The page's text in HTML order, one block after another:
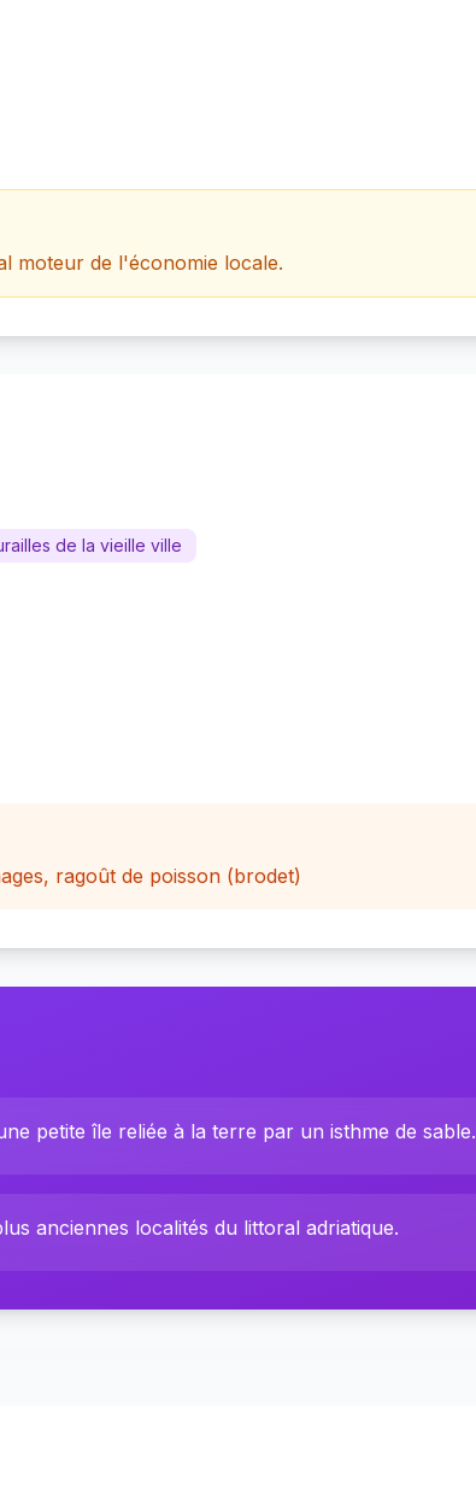
moteur de l'économie locale.
de la vieille ville
ragoût de poisson (brodet)
petite île reliée à la terre par un isthme de sable.
anciennes localités du littoral adriatique.